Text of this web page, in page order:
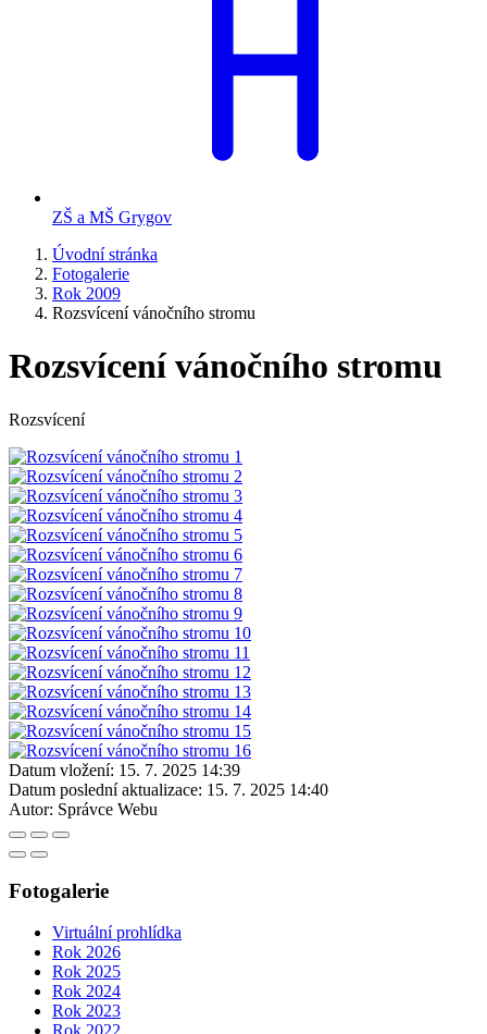
ZŠ a MŠ Grygov
Úvodní stránka
Fotogalerie
Rok 2009
Rozsvícení vánočního stromu
Rozsvícení vánočního stromu
Rozsvícení
Datum vložení: 15. 7. 2025 14:39
Datum poslední aktualizace: 15. 7. 2025 14:40
Autor: Správce Webu
Fotogalerie
Virtuální prohlídka
Rok 2026
Rok 2025
Rok 2024
Rok 2023